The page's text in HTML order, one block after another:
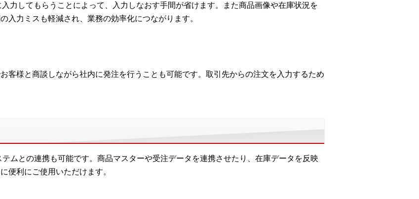
力してもらうことによって、入力しなおす手間が省けます。また商品画像や在庫状況を
入力ミスも軽減され、業務の効率化につながります。
客様と商談しながら社内に発注を行うことも可能です。取引先からの注文を入力するため
ムとの連携も可能です。商品マスターや受注データを連携させたり、在庫データを反映
便利にご使用いただけます。